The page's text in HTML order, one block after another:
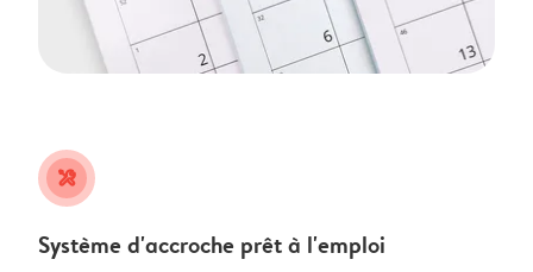
tools
Système d'accroche prêt à l'emploi